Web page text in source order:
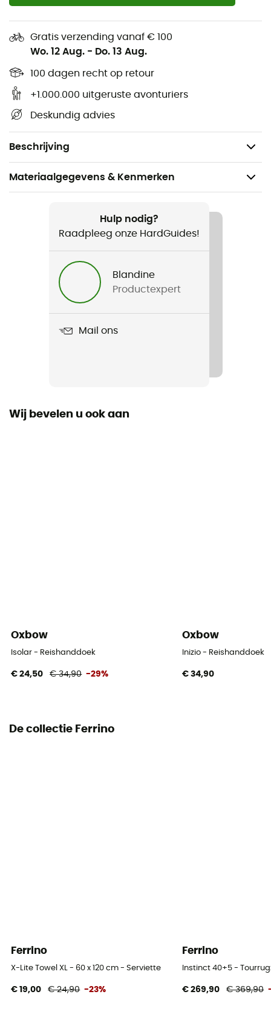
Gratis verzending vanaf € 100
Wo. 12 Aug. - Do. 13 Aug.
100 dagen recht op retour
+1.000.000 uitgeruste avonturiers
Deskundig advies
Beschrijving
polyester microvezel stof die een zeer aangenaam
gevoel geeft bij aanraking.
De snelle droogtijd is de kers op de taart die ervoor zorgt
dat dit de handdoek is die u kiest...
Gewicht: 100 g.
Materiaalgegevens & Kenmerken
Hulp nodig?
Raadpleeg onze HardGuides!
Blandine
Productexpert
Mail ons
Wij bevelen u ook aan
Oxbow
Isolar - Reishanddoek
€ 24,50 € 34,90 -29%
Oxbow
Inizio - Reishanddoek
€ 34,90
De collectie Ferrino
Ferrino
X-Lite Towel XL - 60 x 120 cm - Serviette
€ 19,00 € 24,90 -23%
Ferrino
Instinct 40+5 -
€ 269,90 € 369,90